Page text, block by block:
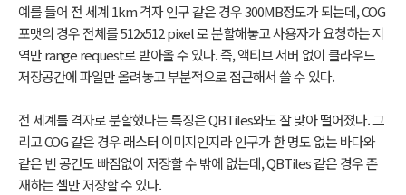
예를 들어 전 세계 1km 격자 인구 같은 경우 300MB정도가 되는데, COG
포맷의 경우 전체를 512x512 pixel 로 분할해놓고 사용자가 요청하는 지
역만 range request로 받아올 수 있다. 즉, 액티브 서버 없이 클라우드
저장공간에 파일만 올려놓고 부분적으로 접근해서 쓸 수 있다.
전 세계를 격자로 분할했다는 특징은 QBTiles와도 잘 맞아 떨어졌다. 그
리고 COG 같은 경우 래스터 이미지인지라 인구가 한 명도 없는 바다와
같은 빈 공간도 빠짐없이 저장할 수 밖에 없는데, QBTiles 같은 경우 존
재하는 셀만 저장할 수 있다.